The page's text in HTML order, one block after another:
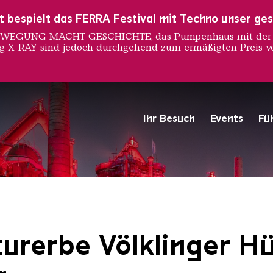
Ihr Besuch Events
Hochofengruppe in Rot
Copyright:
Völklinger
bespielt das FERRA Festival mit Techno unser
MACHT GESCHICHTE, das Pumpenhaus mit
RAY sind jedoch durchgehend zum ermäßigten Preis